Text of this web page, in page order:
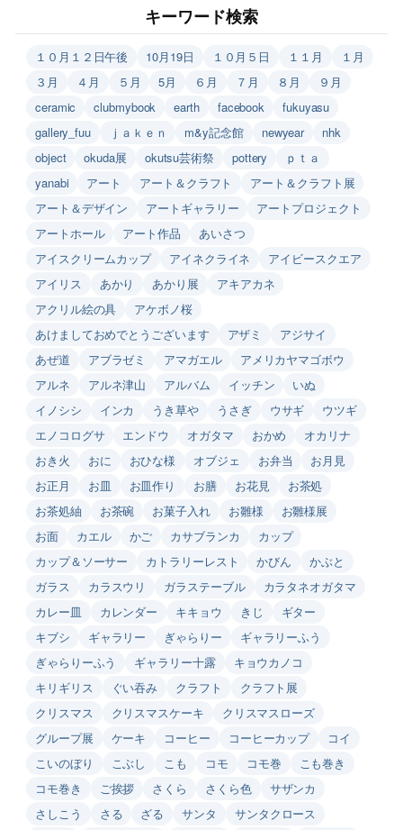
キーワード検索
１０月１２日午後 10月19日 １０月５日 １１月
１月
３月
４月 ５月 5月 ６月 ７月 ８月
９月
ceramic
clubmybook earth facebook
fukuyasu
gallery_fuu
ｊａｋｅｎ m&y記念館 newyear
nhk
object
okuda展 okutsu芸術祭 pottery
ｐｔａ
yanabi
アート アート＆クラフト
アート＆クラフト展
アート＆デザイン
アートギャラリー
アートプロジェクト
アートホール
アート作品
あいさつ
アイスクリームカップ
アイネクライネ
アイビースクエア
アイリス
あかり あかり展
アキアカネ
アクリル絵の具
アケボノ桜
あけましておめでとうございます
アザミ
アジサイ
あぜ道
アブラゼミ アマガエル
アメリカヤマゴボウ
アルネ
アルネ津山 アルバム イッチン
いぬ
イノシシ
インカ うき草や うさぎ ウサギ
ウツギ
エノコログサ
エンドウ オガタマ おかめ
オカリナ
おき火
おに おひな様 オブジェ お弁当
お月見
お正月
お皿 お皿作り お膳 お花見
お茶処
お茶処紬
お茶碗 お菓子入れ お雛様
お雛様展
お面
カエル かご カサブランカ
カップ
カップ＆ソーサー
カトラリーレスト かびん
かぶと
ガラス
カラスウリ ガラステーブル
カラタネオガタマ
カレー皿
カレンダー キキョウ きじ
ギター
キブシ
ギャラリー ぎゃらりー
ギャラリーふう
ぎゃらりーふう
ギャラリー十露
キョウカノコ
キリギリス
ぐい吞み クラフト
クラフト展
クリスマス
クリスマスケーキ
クリスマスローズ
グループ展
ケーキ コーヒー コーヒーカップ
コイ
こいのぼり
こぶし こも コモ コモ巻
こも巻き
コモ巻き
ご挨拶 さくら さくら色
サザンカ
さしこう
さる ざる サンタ
サンタクロース